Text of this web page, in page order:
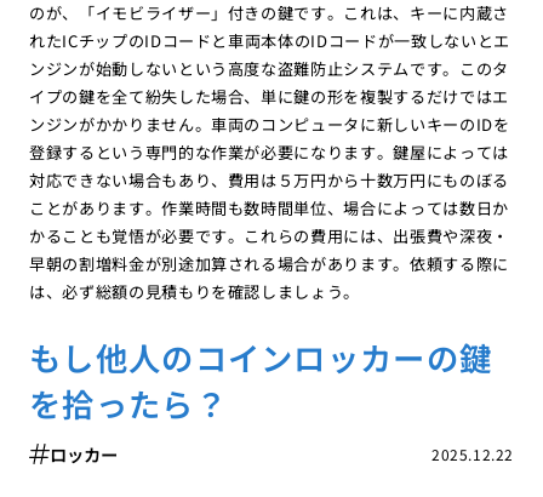
のが、「イモビライザー」付きの鍵です。これは、キーに内蔵さ
れたICチップのIDコードと車両本体のIDコードが一致しないとエ
ンジンが始動しないという高度な盗難防止システムです。このタ
イプの鍵を全て紛失した場合、単に鍵の形を複製するだけではエ
ンジンがかかりません。車両のコンピュータに新しいキーのIDを
登録するという専門的な作業が必要になります。鍵屋によっては
対応できない場合もあり、費用は５万円から十数万円にものぼる
ことがあります。作業時間も数時間単位、場合によっては数日か
かることも覚悟が必要です。これらの費用には、出張費や深夜・
早朝の割増料金が別途加算される場合があります。依頼する際に
は、必ず総額の見積もりを確認しましょう。
もし他人のコインロッカーの鍵
を拾ったら？
2025.12.22
ロッカー